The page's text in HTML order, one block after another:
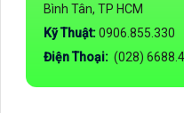
Bình Tân, TP HCM
Kỹ Thuật:0906.855.330
Điện Thoại: (028)